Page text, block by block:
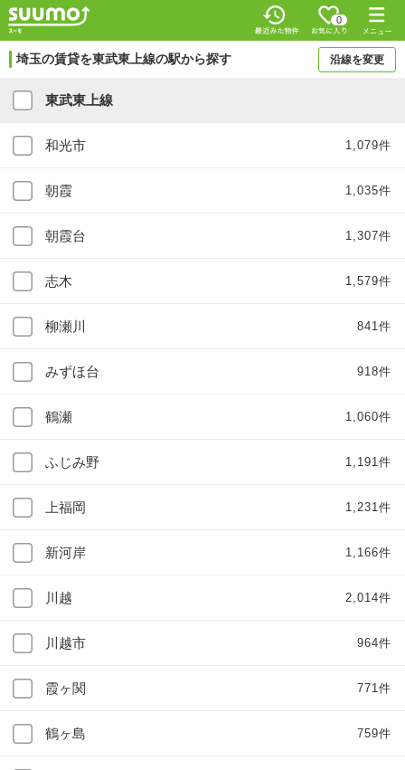
0
埼玉の賃貸を東武東上線の駅から探す 沿線を変更
東武東上線
和光市 1,079件
朝霞 1,035件
朝霞台 1,307件
志木 1,579件
柳瀬川 841件
みずほ台 918件
鶴瀬 1,060件
ふじみ野 1,191件
上福岡 1,231件
新河岸 1,166件
川越 2,014件
川越市 964件
霞ヶ関 771件
鶴ヶ島 759件